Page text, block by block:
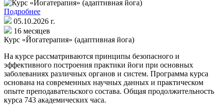
Подробнее
05.10.2026 г.
16 месяцев
Курс «Йогатерапия» (адаптивная йога)
На курсе рассматриваются принципы безопасного и
эффективного построения практики йоги при основных
заболеваниях различных органов и систем. Программа курса
основана на современных научных данных и практическом
опыте преподавательского состава. Общая продолжительность
курса 743 академических часа.